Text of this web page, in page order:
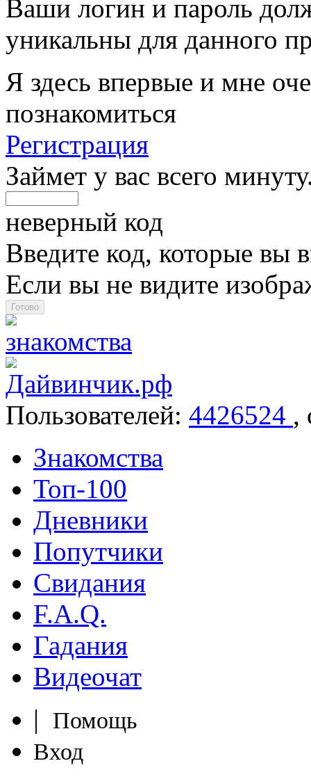
Ваши логин и пароль
уникальны для данного
Я здесь впервые и мне
познакомиться
Регистрация
Займет у вас всего
неверный код
Введите код, которые вы
Если вы не видите
Пользователей: 4426524 ,
Знакомства
Топ-100
Дневники
Попутчики
Свидания
F.A.Q.
Гадания
Видеочат
|
Помощь
Вход